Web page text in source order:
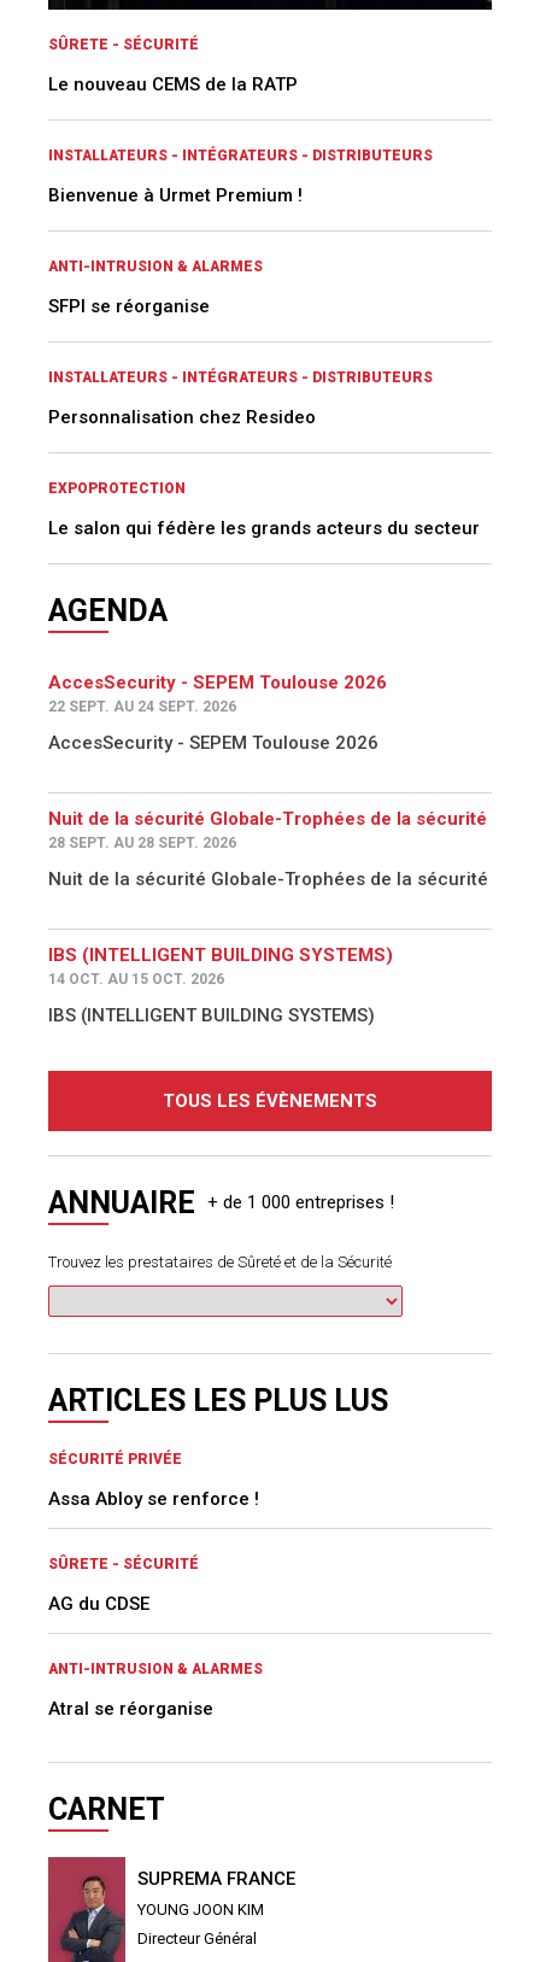
SÛRETE - SÉCURITÉ
Le nouveau CEMS de la RATP
INSTALLATEURS - INTÉGRATEURS - DISTRIBUTEURS
Bienvenue à Urmet Premium !
ANTI-INTRUSION & ALARMES
SFPI se réorganise
INSTALLATEURS - INTÉGRATEURS - DISTRIBUTEURS
Personnalisation chez Resideo
EXPOPROTECTION
Le salon qui fédère les grands acteurs du secteur
AGENDA
AccesSecurity - SEPEM Toulouse 2026
22 SEPT. AU 24 SEPT. 2026
AccesSecurity - SEPEM Toulouse 2026
Nuit de la sécurité Globale-Trophées de la sécurité
28 SEPT. AU 28 SEPT. 2026
Nuit de la sécurité Globale-Trophées de la sécurité
IBS (INTELLIGENT BUILDING SYSTEMS)
14 OCT. AU 15 OCT. 2026
IBS (INTELLIGENT BUILDING SYSTEMS)
TOUS LES ÉVÈNEMENTS
ANNUAIRE
Trouvez les prestataires de Sûreté et de la Sécurité
ARTICLES LES PLUS LUS
SÉCURITÉ PRIVÉE
Assa Abloy se renforce !
SÛRETE - SÉCURITÉ
AG du CDSE
ANTI-INTRUSION & ALARMES
Atral se réorganise
CARNET
SUPREMA FRANCE
YOUNG JOON KIM
Directeur Général